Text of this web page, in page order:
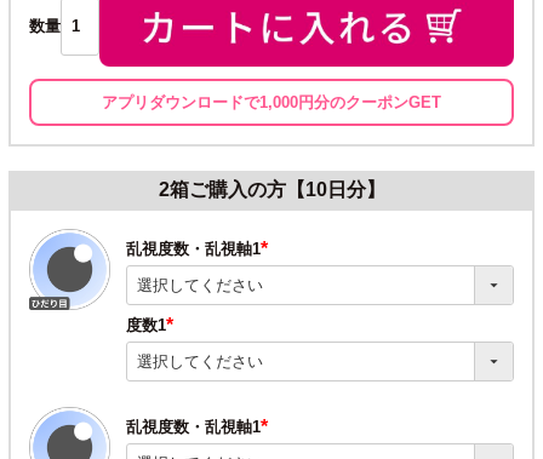
数量
アプリダウンロードで1,000円分のクーポンGET
2箱ご購入の方【10日分】
乱視度数・乱視軸1
(必
須)
度数1
(必
須)
乱視度数・乱視軸1
(必